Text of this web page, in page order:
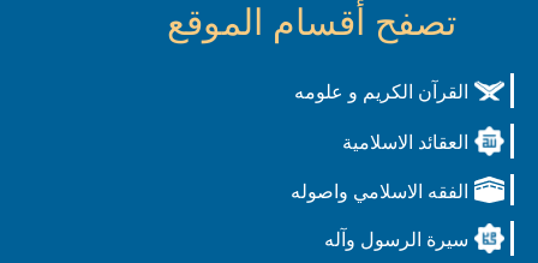
تصفح أقسام الموقع
القرآن الكريم و علومه
العقائد الاسلامية
الفقه الاسلامي واصوله
سيرة الرسول وآله